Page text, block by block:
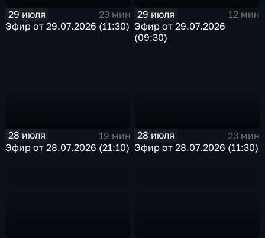
29 июля
23 мин
Эфир от 29.07.2026 (11:30)
29 июля
12 мин
Эфир от 29.07.2026
(09:30)
28 июля
19 мин
Эфир от 28.07.2026 (21:10)
28 июля
23 мин
Эфир от 28.07.2026 (11:30)